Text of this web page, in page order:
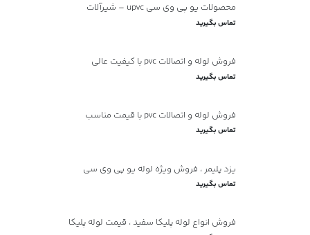
محصولات یو پی وی سی upvc – شیرآلات
تماس بگیرید
فروش لوله و اتصالات pvc با کیفیت عالی
تماس بگیرید
فروش لوله و اتصالات pvc با قیمت مناسب
تماس بگیرید
یزد پلیمر ، فروش ویژه لوله یو پی وی سی
تماس بگیرید
فروش انواع لوله پلیکا سفید ، قیمت لوله پلیکا